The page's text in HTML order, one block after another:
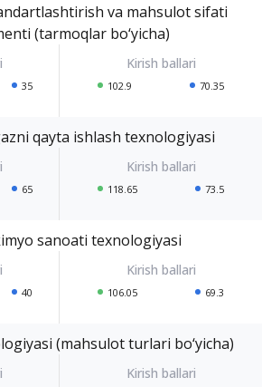
va mahsulot sifati
(tarmoqlar bo‘yicha)
35 102.9 70.35
qayta ishlash texnologiyasi
65 118.65 73.5
sanoati texnologiyasi
40 106.05 69.3
(mahsulot turlari bo‘yicha)